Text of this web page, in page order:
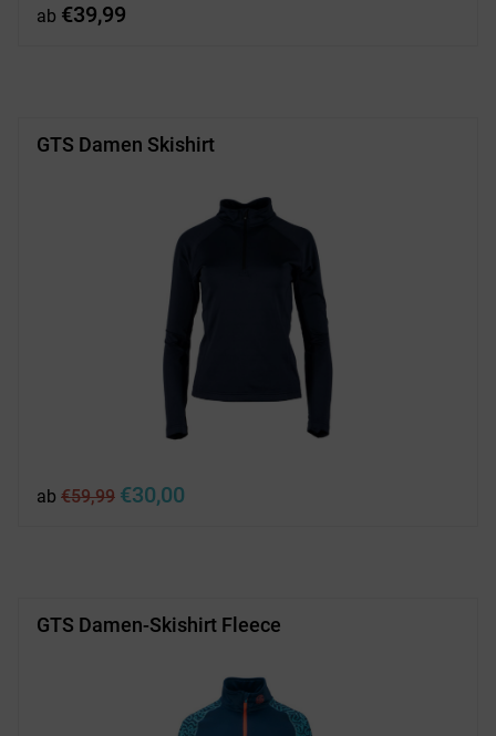
ab €39,99
GTS Damen Skishirt
ab €59,99 Ursprünglicher
Preis
€30,00
GTS Damen-Skishirt Fleece